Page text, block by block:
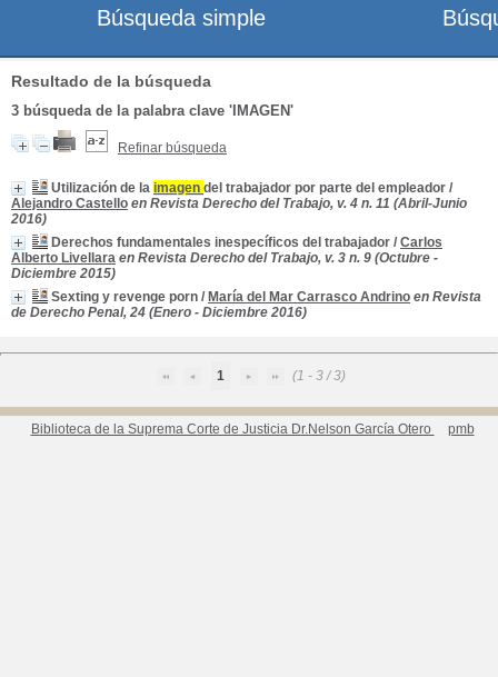
Resultado de la búsqueda
3 búsqueda de la palabra clave 'IMAGEN'
Refinar búsqueda
Utilización de la imagen del trabajador por parte del empleador /
Alejandro Castello en Revista Derecho del Trabajo, v. 4 n. 11 (Abril-Junio
2016)
Derechos fundamentales inespecíficos del trabajador / Carlos
Alberto Livellara en Revista Derecho del Trabajo, v. 3 n. 9 (Octubre -
Diciembre 2015)
Sexting y revenge porn / María del Mar Carrasco Andrino en Revista
de Derecho Penal, 24 (Enero - Diciembre 2016)
1 (1 - 3 / 3)
Biblioteca de la Suprema Corte de Justicia Dr.Nelson García Otero pmb
Búsqueda simple